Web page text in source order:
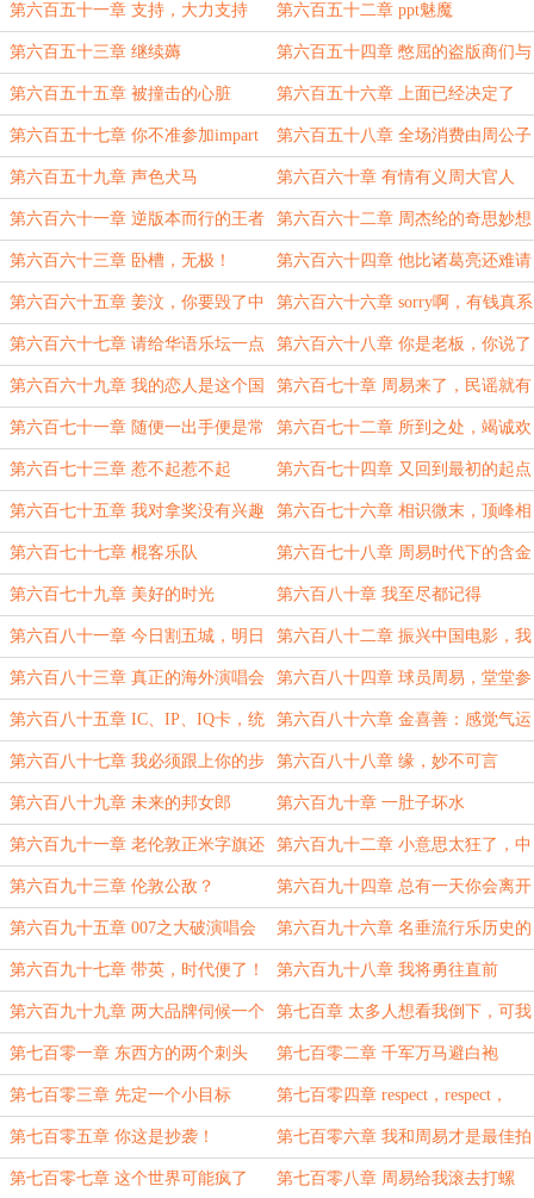
第六百五十一章 支持，大力支持 第六百五十二章 ppt魅魔
第六百五十三章 继续薅 第六百五十四章 憋屈的盗版商们与
刀狼
第六百五十五章 被撞击的心脏 第六百五十六章 上面已经决定了
第六百五十七章 你不准参加impart 第六百五十八章 全场消费由周公子
买单
第六百五十九章 声色犬马 第六百六十章 有情有义周大官人
第六百六十一章 逆版本而行的王者 第六百六十二章 周杰纶的奇思妙想
第六百六十三章 卧槽，无极！ 第六百六十四章 他比诸葛亮还难请
第六百六十五章 姜汶，你要毁了中
国电影吗！
第六百六十六章 sorry啊，有钱真系
大晒
第六百六十七章 请给华语乐坛一点
希望
第六百六十八章 你是老板，你说了
算
第六百六十九章 我的恋人是这个国
家
第六百七十章 周易来了，民谣就有
救了
第六百七十一章 随便一出手便是常
人难以企及的巅峰
第六百七十二章 所到之处，竭诚欢
迎
第六百七十三章 惹不起惹不起 第六百七十四章 又回到最初的起点
第六百七十五章 我对拿奖没有兴趣 第六百七十六章 相识微末，顶峰相
聚
第六百七十七章 棍客乐队 第六百七十八章 周易时代下的含金
量
第六百七十九章 美好的时光 第六百八十章 我至尽都记得
第六百八十一章 今日割五城，明日
割十城
第六百八十二章 振兴中国电影，我
辈义不容辞
第六百八十三章 真正的海外演唱会
第一人
第六百八十四章 球员周易，堂堂参
上
第六百八十五章 IC、IP、IQ卡，统
统告诉我密码
第六百八十六章 金喜善：感觉气运
被夺
第六百八十七章 我必须跟上你的步
伐
第六百八十八章 缘，妙不可言
第六百八十九章 未来的邦女郎 第六百九十章 一肚子坏水
第六百九十一章 老伦敦正米字旗还
是太有钱了
第六百九十二章 小意思太狂了，中
等意思吧
第六百九十三章 伦敦公敌？ 第六百九十四章 总有一天你会离开
这个世界
第六百九十五章 007之大破演唱会
危机
第六百九十六章 名垂流行乐历史的
出场
第六百九十七章 带英，时代便了！ 第六百九十八章 我将勇往直前
第六百九十九章 两大品牌伺候一个
人？
第七百章 太多人想看我倒下，可我
心比天高是不死鸟
第七百零一章 东西方的两个刺头 第七百零二章 千军万马避白袍
第七百零三章 先定一个小目标 第七百零四章 respect，respect，
respect
第七百零五章 你这是抄袭！ 第七百零六章 我和周易才是最佳拍
档
第七百零七章 这个世界可能疯了 第七百零八章 周易给我滚去打螺